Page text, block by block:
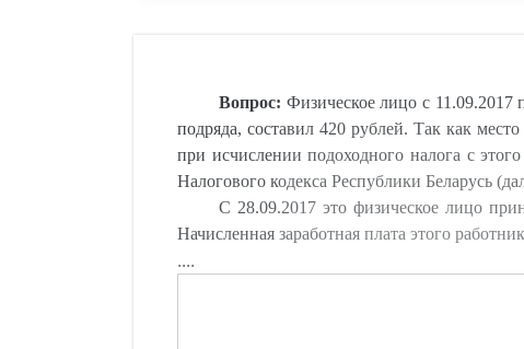
Вопрос: Физическое лицо с 11.09.2017
подряда, составил 420 рублей. Так как
при исчислении подоходного налога с
Налогового кодекса Республики Беларусь
С 28.09.2017 это физическое лицо
Начисленная заработная плата этого
....